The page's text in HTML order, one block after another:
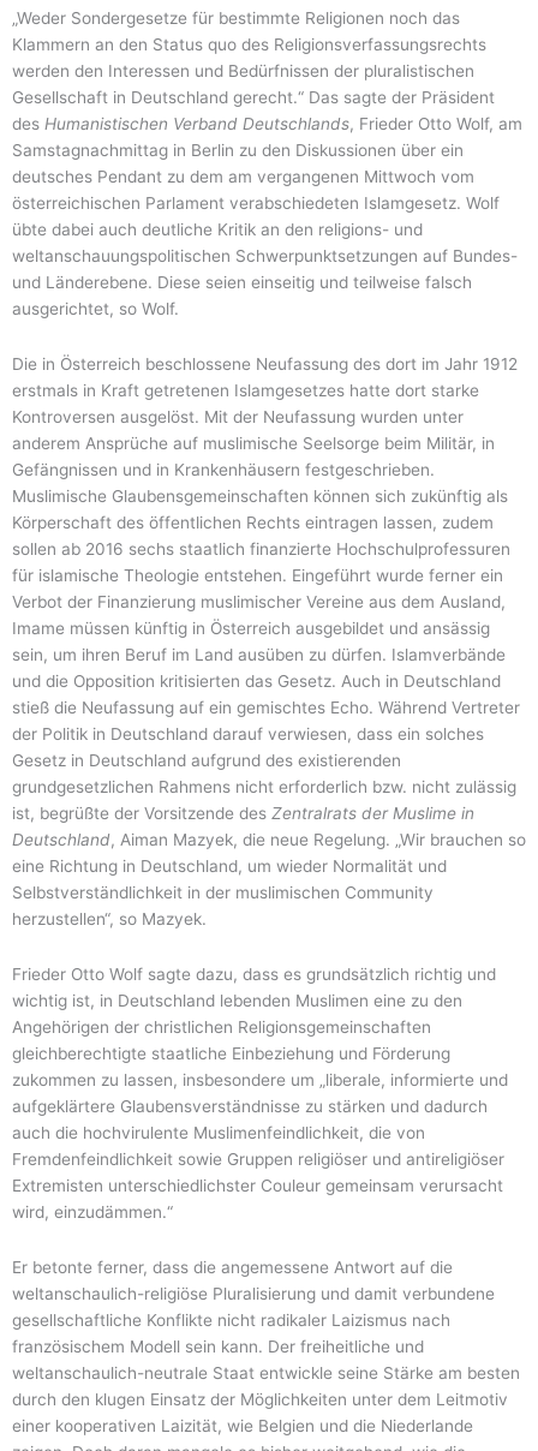
„Weder Sondergesetze für bestimmte Religionen noch das
Klammern an den Status quo des Religionsverfassungsrechts
werden den Interessen und Bedürfnissen der pluralistischen
Gesellschaft in Deutschland gerecht.“ Das sagte der Präsident
des Humanistischen Verband Deutschlands, Frieder Otto Wolf, am
Samstagnachmittag in Berlin zu den Diskussionen über ein
deutsches Pendant zu dem am vergangenen Mittwoch vom
österreichischen Parlament verabschiedeten Islamgesetz. Wolf
übte dabei auch deutliche Kritik an den religions- und
weltanschauungspolitischen Schwerpunktsetzungen auf Bundes-
und Länderebene. Diese seien einseitig und teilweise falsch
ausgerichtet, so Wolf.
Die in Österreich beschlossene Neufassung des dort im Jahr 1912
erstmals in Kraft getretenen Islamgesetzes hatte dort starke
Kontroversen ausgelöst. Mit der Neufassung wurden unter
anderem Ansprüche auf muslimische Seelsorge beim Militär, in
Gefängnissen und in Krankenhäusern festgeschrieben.
Muslimische Glaubensgemeinschaften können sich zukünftig als
Körperschaft des öffentlichen Rechts eintragen lassen, zudem
sollen ab 2016 sechs staatlich finanzierte Hochschulprofessuren
für islamische Theologie entstehen. Eingeführt wurde ferner ein
Verbot der Finanzierung muslimischer Vereine aus dem Ausland,
Imame müssen künftig in Österreich ausgebildet und ansässig
sein, um ihren Beruf im Land ausüben zu dürfen. Islamverbände
und die Opposition kritisierten das Gesetz. Auch in Deutschland
stieß die Neufassung auf ein gemischtes Echo. Während Vertreter
der Politik in Deutschland darauf verwiesen, dass ein solches
Gesetz in Deutschland aufgrund des existierenden
grundgesetzlichen Rahmens nicht erforderlich bzw. nicht zulässig
ist, begrüßte der Vorsitzende des Zentralrats der Muslime in
Deutschland, Aiman Mazyek, die neue Regelung. „Wir brauchen so
eine Richtung in Deutschland, um wieder Normalität und
Selbstverständlichkeit in der muslimischen Community
herzustellen“, so Mazyek.
Frieder Otto Wolf sagte dazu, dass es grundsätzlich richtig und
wichtig ist, in Deutschland lebenden Muslimen eine zu den
Angehörigen der christlichen Religionsgemeinschaften
gleichberechtigte staatliche Einbeziehung und Förderung
zukommen zu lassen, insbesondere um „liberale, informierte und
aufgeklärtere Glaubensverständnisse zu stärken und dadurch
auch die hochvirulente Muslimenfeindlichkeit, die von
Fremdenfeindlichkeit sowie Gruppen religiöser und antireligiöser
Extremisten unterschiedlichster Couleur gemeinsam verursacht
wird, einzudämmen.“
Er betonte ferner, dass die angemessene Antwort auf die
weltanschaulich-religiöse Pluralisierung und damit verbundene
gesellschaftliche Konflikte nicht radikaler Laizismus nach
französischem Modell sein kann. Der freiheitliche und
weltanschaulich-neutrale Staat entwickle seine Stärke am besten
durch den klugen Einsatz der Möglichkeiten unter dem Leitmotiv
einer kooperativen Laizität, wie Belgien und die Niederlande